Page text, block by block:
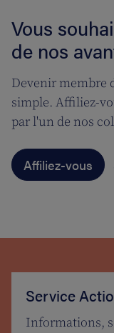
Vous
de nos
Devenir membre
simple. Affiliez-
par l'un de nos
Affiliez-vous
Service
Informations,